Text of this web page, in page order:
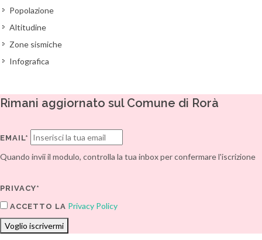
Popolazione
Altitudine
Zone sismiche
Infografica
Rimani aggiornato sul Comune di Rorà
EMAIL*
Quando invii il modulo, controlla la tua inbox per confermare l'iscrizione
PRIVACY*
ACCETTO LA Privacy Policy
Voglio iscrivermi